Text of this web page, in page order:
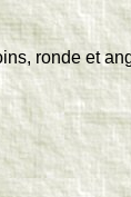
ronde et